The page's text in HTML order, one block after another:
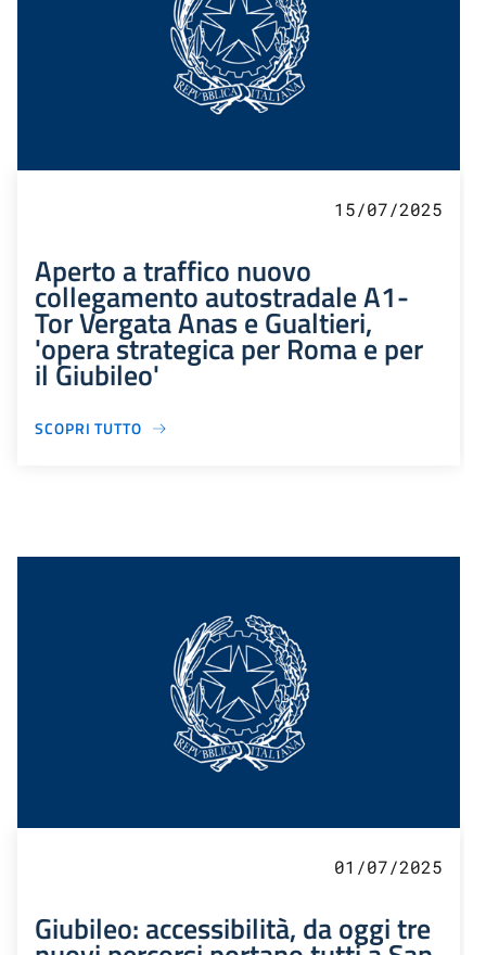
15/07/2025
Aperto a traffico nuovo
collegamento autostradale A1-
Tor Vergata Anas e Gualtieri,
'opera strategica per Roma e per
il Giubileo'
SCOPRI TUTTO
01/07/2025
Giubileo: accessibilità, da oggi tre